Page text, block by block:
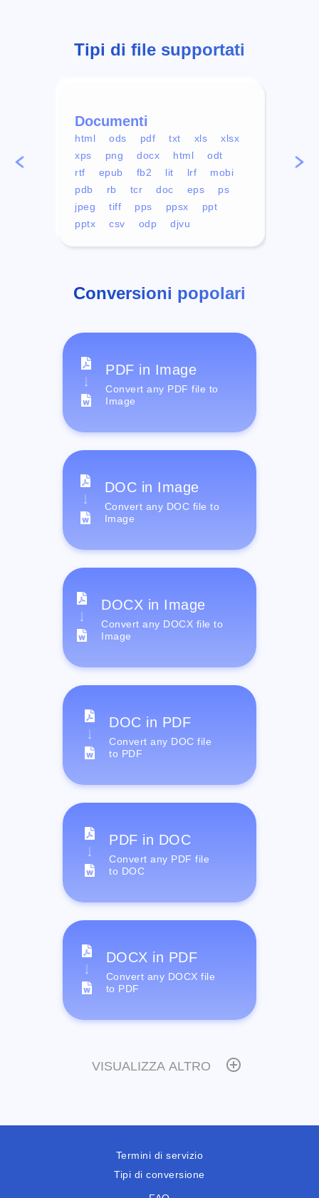
Tipi di file supportati
Documenti
html ods pdf txt xls
xlsx
xps
png docx html
odt
rtf
epub fb2 lit lrf
mobi
pdb
rb tcr doc eps
ps
jpeg
tiff pps ppsx
ppt
pptx
csv odp djvu
mp4
Conversioni popolari
PDF in Image
Convert any PDF file to
Image
DOC in Image
Convert any DOC file to
Image
DOCX in Image
Convert any DOCX file to
Image
DOC in PDF
Convert any DOC file
to PDF
PDF in DOC
Convert any PDF file
to DOC
DOCX in PDF
Convert any DOCX file
to PDF
VISUALIZZA ALTRO
Termini di servizio
Tipi di conversione